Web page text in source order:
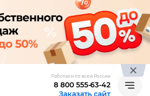
Работаем по всей России
8 800 555-63-42
Заказать сайт